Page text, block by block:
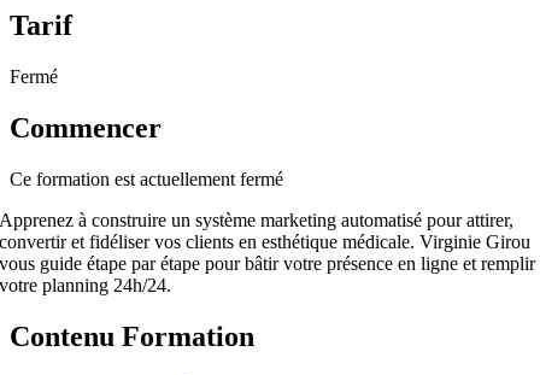
Tarif
Fermé
Commencer
Ce formation est actuellement fermé
Apprenez à construire un système marketing automatisé pour attirer,
convertir et fidéliser vos clients en esthétique médicale. Virginie Girou
vous guide étape par étape pour bâtir votre présence en ligne et remplir
votre planning 24h/24.
Contenu Formation